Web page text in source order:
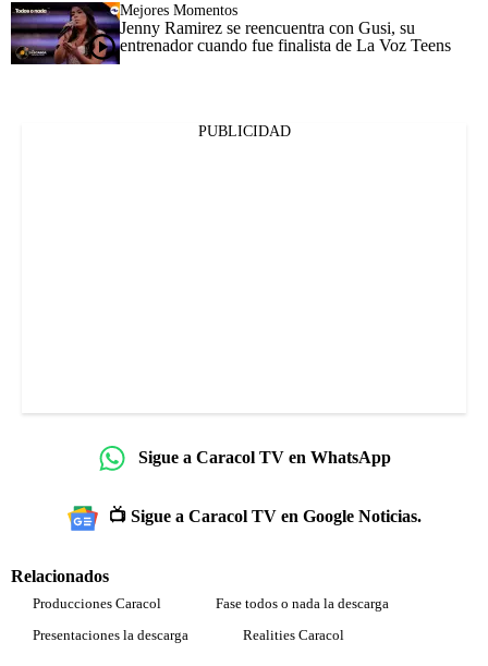
Mejores Momentos
Jenny Ramirez se reencuentra con Gusi, su
entrenador cuando fue finalista de La Voz Teens
PUBLICIDAD
Sigue a Caracol TV en WhatsApp
📺 Sigue a Caracol TV en Google Noticias.
Relacionados
Producciones Caracol
Fase todos o nada la descarga
Presentaciones la descarga
Realities Caracol